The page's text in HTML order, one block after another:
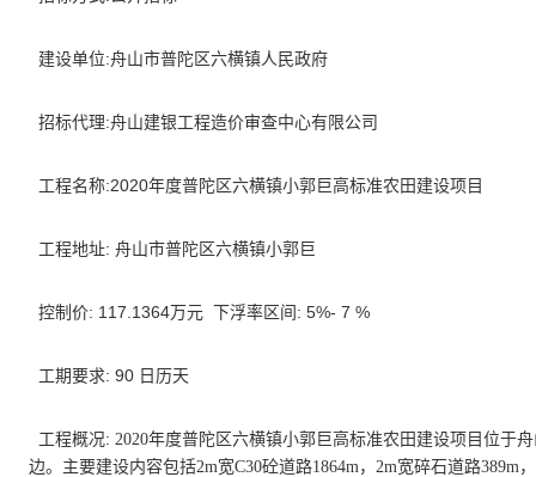
建设单位:舟山市普陀区六横镇人民政府
招标代理:舟山建银工程造价审查中心有限公司
工程名称:2020年度普陀区六横镇小郭巨高标准农田建设项目
工程地址: 舟山市普陀区六横镇小郭巨
控制价: 117.1364万元 下浮率区间 : 5%- 7 %
工期要求: 90 日历天
工程概况: 2020年度普陀区六横镇小郭巨高标准农田建设项目位于
边。主要建设内容包括2m宽C30砼道路1864m， 2m宽碎石道路389m